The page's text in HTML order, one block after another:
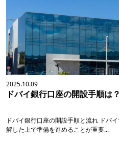
2025.10.09
ドバイ銀行口座の開設手順は
ドバイ銀行口座の開設手順と流れ ドバ
解した上で準備を進めることが重要...